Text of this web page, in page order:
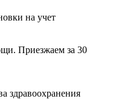
на учет
Приезжаем за 30
здравоохранения